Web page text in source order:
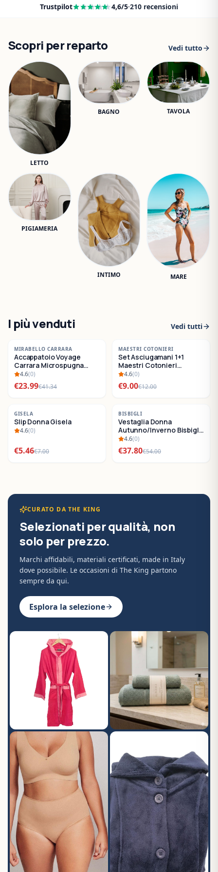
Trustpilot 4,6/5·210 recensioni
Scopri per reparto Vedi tutto
LETTO
BAGNO TAVOLA
PIGIAMERIA
INTIMO MARE
I più venduti Vedi tutti
-42%
SALDI
MIRABELLO CARRARA
Accappatoio Voyage
Carrara Microspugna
Cotone
4.6(0)
€23.99€41.34
-25%
SALDI
MAESTRI COTONIERI
Set Asciugamani 1+1
Maestri Cotonieri
Eternity Spugna di
Cotone
4.6(0)
€9.00€12.00
-22 %
SALDI
GISELA
Slip Donna Gisela
4.6(0)
€5.46€7.00
-30 %
SALDI
BISBIGLI
Vestaglia Donna
Autunno/Inverno Bisbigli
BO288632
4.6(0)
€37.80€54.00
CURATO DA THE KING
Selezionati per qualità, non
solo per prezzo.
Marchi affidabili, materiali certificati, made in Italy
dove possibile. Le occasioni di The King partono
sempre da qui.
Esplora la selezione